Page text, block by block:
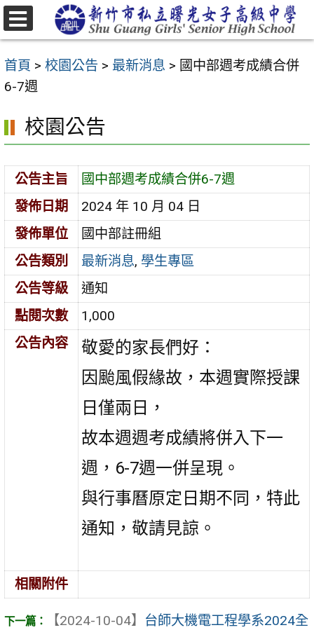
跳
至
要
內
區
首頁 > 校園公告 > 最新消息 > 國中部週考成績合併
6-7週
校園公告
公告主旨
國中部週考成績合併6-7週
發佈日期
2024 年 10 月 04 日
發佈單位
國中部註冊組
公告類別
最新消息, 學生專區
公告等級
通知
點閱次數
1,000
公告內容
敬愛的家長們好：
因颱風假緣故，本週實際授課
日僅兩日，
故本週週考成績將併入下一
週，6-7週一併呈現。
與行事曆原定日期不同，特此
通知，敬請見諒。
相關附件
【2024-10-04】 台師大機電工程學系2024全
選
單